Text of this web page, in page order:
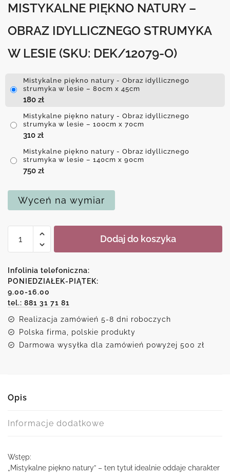
MISTYKALNE PIĘKNO NATURY –
OBRAZ IDYLLICZNEGO STRUMYKA
W LESIE (SKU: DEK/12079-O)
Mistykalne piękno natury - Obraz idyllicznego
strumyka w lesie – 80cm x 45cm
180 zł
Mistykalne piękno natury - Obraz idyllicznego
strumyka w lesie – 100cm x 70cm
310 zł
Mistykalne piękno natury - Obraz idyllicznego
strumyka w lesie – 140cm x 90cm
750 zł
Wyceń na wymiar
Mistykalne
natury
-
Obraz
idyllicznego
strumyka
w
lesie
Dodaj do koszyka
Infolinia telefoniczna:
PONIEDZIAŁEK-PIĄTEK:
9.00-16.00
tel.: 881 31 71 81
Realizacja zamówień 5-8 dni roboczych
Polska firma, polskie produkty
Darmowa wysyłka dla zamówień powyżej 500 zł
Opis
Informacje dodatkowe
Wstęp:
„Mistykalne piękno natury” – ten tytuł idealnie oddaje charakter